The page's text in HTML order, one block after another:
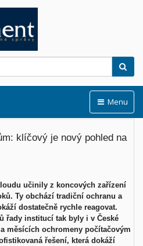
Menu
klíčový je nový pohled na
učinily z koncových zařízení
Ty obchází tradiční ochranu a
dostatečně rychle reagovat.
řady institucí tak byly i v České
měsících ochromeny počítačovým
řešení, která dokáží